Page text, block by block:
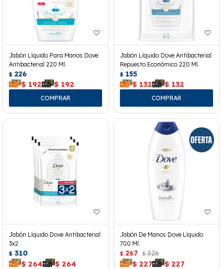
Jabón Líquido Para Manos Dove
Antibacterial 220 Ml.
$ 226
$ 192 $ 192
Jabón Líquido Dove Antibacterial
Repuesto Económico 220 Ml.
$ 155
$ 132 $ 132
Jabón Líquido Dove Antibacterial
3x2
$ 310
$ 264 $ 264
Jabón De Manos Dove Líquido
700 Ml.
$ 267 $ 326
$ 227 $ 227